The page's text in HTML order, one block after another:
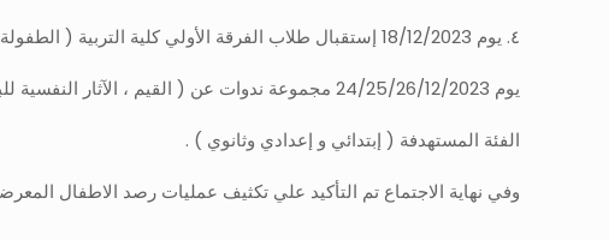
٤. يوم 18/12/2023 إستقبال طلاب الفرقة الأولي كلية التربية ( الطفولة المبكرة ) وتعريفهم بلجنة الحماية و إختصاصاتها ودورها في حماية الأطفال المعرضين للخطر و ومناقشة ظاهرة العنف .
يوم 24/25/26/12/2023 مجموعة ندوات عن ( القيم ، الآثار النفسية للبيئة الخضراء ،المهارات الحياتية وذلك بمدرسة جمال عبد الناصر الثانوية العسكرية
الفئة المستهدفة ( إبتدائي و إعدادي وثانوي ) .
وفي نهاية الاجتماع تم التأكيد علي تكثيف عمليات رصد الاطفال